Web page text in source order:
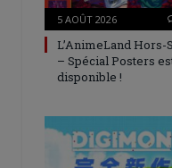
5 AOÛT 2026
L’AnimeLand Hors-
– Spécial Posters
disponible !